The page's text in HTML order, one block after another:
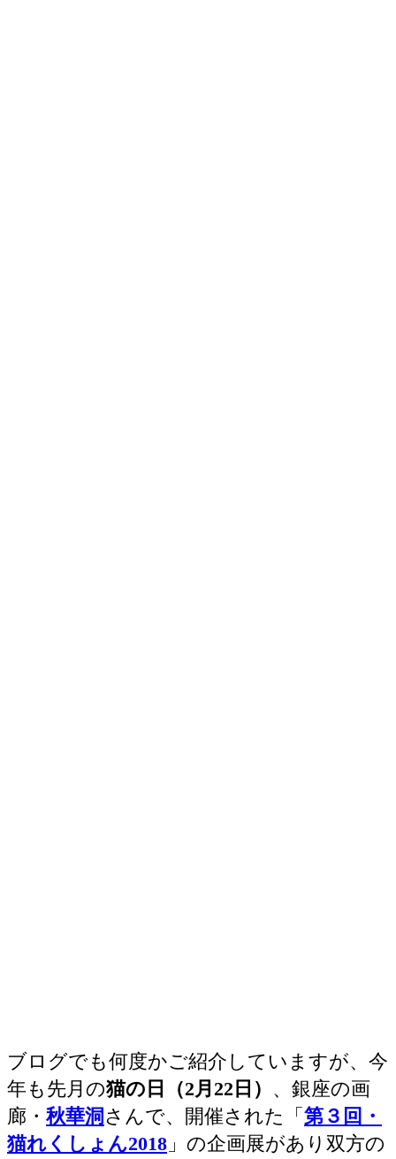
ブログでも何度かご紹介していますが、今
年も先月の猫の日（2月22日） 、銀座の画
廊・ 秋華洞 さんで、開催された「 第３回・
猫れくしょん2018 」の企画展があり双方の